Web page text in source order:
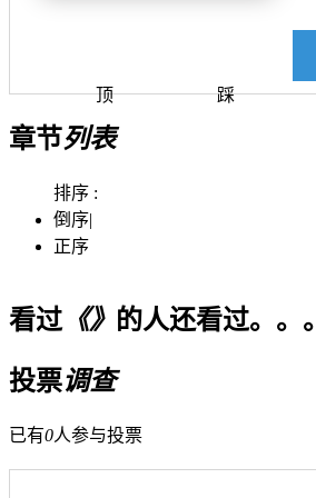
顶 踩
章节列表
排序 :
倒序|
正序
看过《》 的人还看过。。。
投票调查
已有0人参与投票